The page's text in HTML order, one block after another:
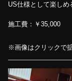
US仕様として楽しめ
施工費：￥35,000
※画像はクリックで